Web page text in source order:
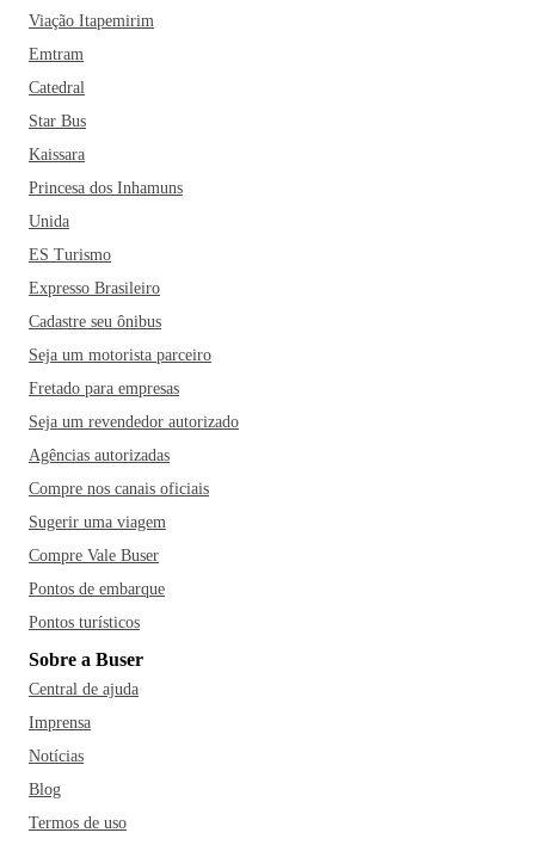
Viação Itapemirim
Emtram
Catedral
Star Bus
Kaissara
Princesa dos Inhamuns
Unida
ES Turismo
Expresso Brasileiro
Cadastre seu ônibus
Seja um motorista parceiro
Fretado para empresas
Seja um revendedor autorizado
Agências autorizadas
Compre nos canais oficiais
Sugerir uma viagem
Compre Vale Buser
Pontos de embarque
Pontos turísticos
Sobre a Buser
Central de ajuda
Imprensa
Notícias
Blog
Termos de uso